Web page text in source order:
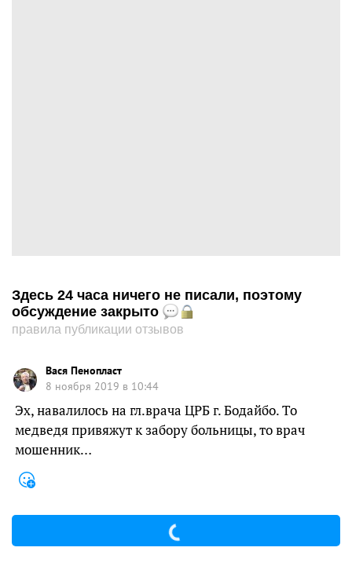
Здесь 24 часа ничего не писали, поэтому
обсуждение закрыто
правила публикации отзывов
Вася Пенопласт
8 ноября 2019 в 10:44
Эх, навалилось на гл.врача ЦРБ г. Бодайбо. То
медведя привяжут к забору больницы, то врач
мошенник…